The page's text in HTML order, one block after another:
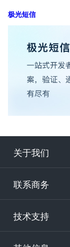
极光短信
关于我们
联系商务
技术支持